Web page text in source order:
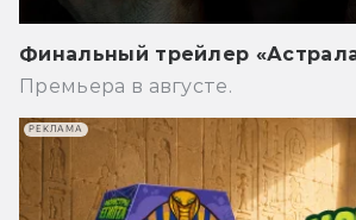
Финальный трейлер
Премьера в августе.
РЕКЛАМА